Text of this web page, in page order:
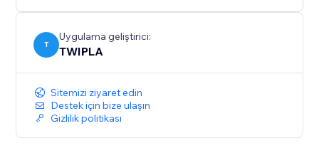
T
Uygulama geliştirici:
TWIPLA
Sitemizi ziyaret edin
Destek için bize ulaşın
Gizlilik politikası